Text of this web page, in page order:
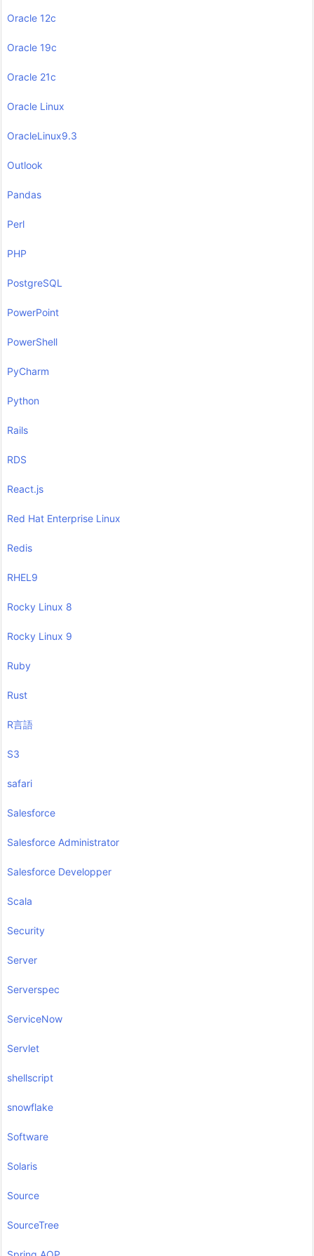
Oracle 12c
Oracle 19c
Oracle 21c
Oracle Linux
OracleLinux9.3
Outlook
Pandas
Perl
PHP
PostgreSQL
PowerPoint
PowerShell
PyCharm
Python
Rails
RDS
React.js
Red Hat Enterprise Linux
Redis
RHEL9
Rocky Linux 8
Rocky Linux 9
Ruby
Rust
R言語
S3
safari
Salesforce
Salesforce Administrator
Salesforce Developper
Scala
Security
Server
Serverspec
ServiceNow
Servlet
shellscript
snowflake
Software
Solaris
Source
SourceTree